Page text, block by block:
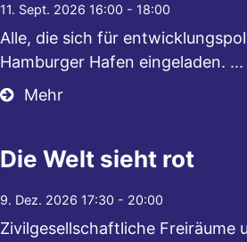
11. Sept. 2026 16:00 - 18:00
Alle, die sich für
Hamburger Hafen eingeladen. ...
Mehr
Die Welt sieht rot
9. Dez. 2026 17:30 - 20:00
Zivilgesellschaftliche Freiräume